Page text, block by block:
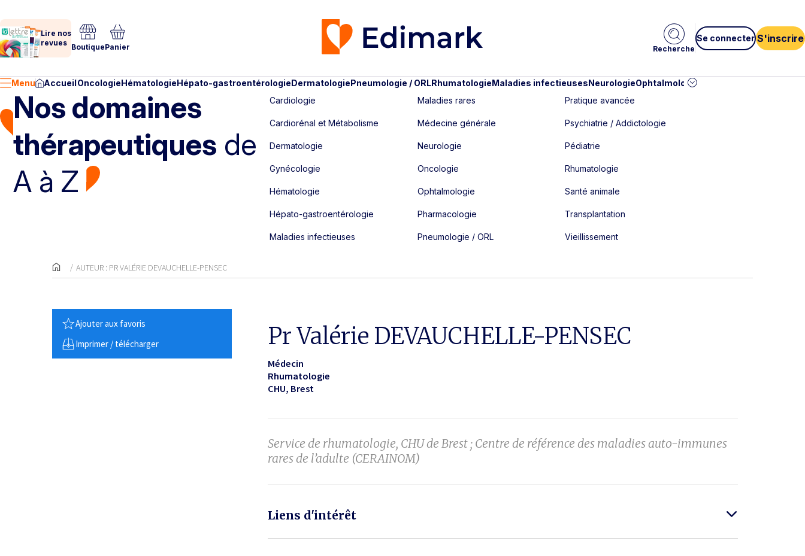
Lire nos
revues BoutiquePanier Recherche
Se connecter S'inscrire
Menu AccueilOncologieHématologieHépato-gastroentérologieDermatologiePneumologie / ORLRhumatologieMaladies infectieusesNeurologieOphtalmologie
Nos domaines
thérapeutiques de
A à Z
Cardiologie
Cardiorénal et Métabolisme
Dermatologie
Gynécologie
Hématologie
Hépato-gastroentérologie
Maladies infectieuses
Maladies rares
Médecine générale
Neurologie
Oncologie
Ophtalmologie
Pharmacologie
Pneumologie / ORL
Pratique avancée
Psychiatrie / Addictologie
Pédiatrie
Rhumatologie
Santé animale
Transplantation
Vieillissement
AUTEUR : PR VALÉRIE DEVAUCHELLE-PENSEC
Ajouter aux favoris
Imprimer / télécharger
Pr Valérie DEVAUCHELLE-PENSEC
Médecin
Rhumatologie
CHU Brest
Service de rhumatologie, CHU de Brest ; Centre de référence des maladies auto-immunes
rares de l’adulte (CERAINOM)
Liens d'intérêt